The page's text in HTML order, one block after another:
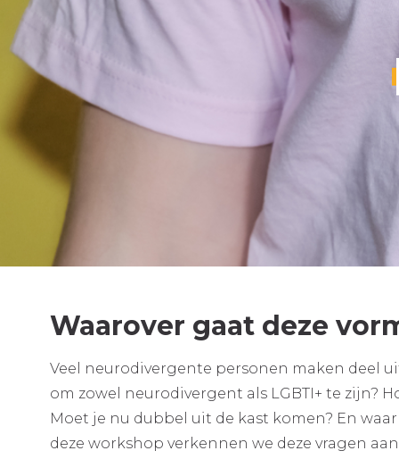
Waarover gaat deze
Veel neurodivergente personen maken deel
om zowel neurodivergent als LGBTI+ te zijn?
Moet je nu dubbel uit de kast komen? En
deze workshop verkennen we deze vragen